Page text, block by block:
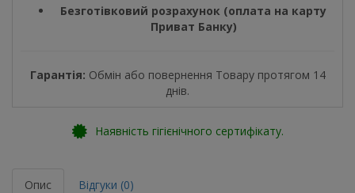
Безготівковий розрахунок (оплата на карту
Приват Банку)
Гарантія: Обмін або повернення Товару протягом 14
днів.
Наявність гігієнічного сертифікату.
Опис Відгуки (0)